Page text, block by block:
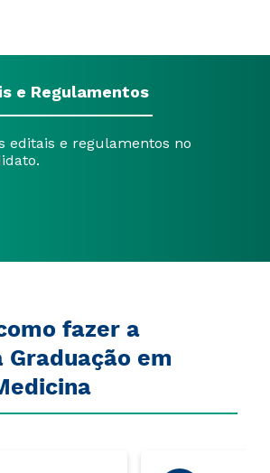
e Regulamentos
editais e regulamentos no
fazer a
Graduação em